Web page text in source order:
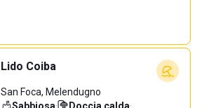
Lido Coiba
San Foca, Melendugno